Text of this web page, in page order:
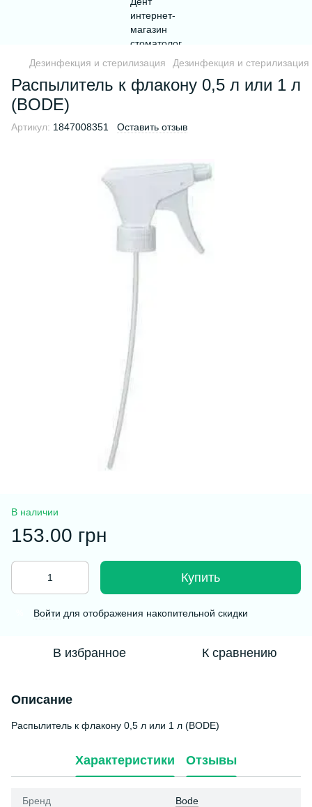
Дезинфекция и стерилизация Дезинфекция и стерилизация
Распылитель к флакону 0,5 л или 1 л
(BODE)
Артикул: 1847008351 Оставить отзыв
В наличии
153.00 грн
Купить
Войти для отображения накопительной скидки
В избранное К сравнению
Описание
Распылитель к флакону 0,5 л или 1 л (BODE)
Характеристики Отзывы
Бренд Bode